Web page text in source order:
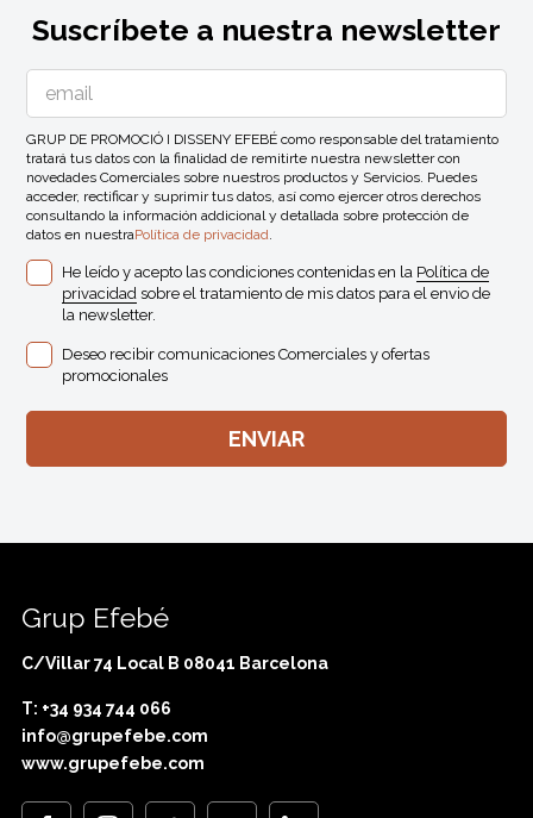
Suscríbete a nuestra newsletter
GRUP DE PROMOCIÓ I DISSENY EFEBÉ como responsable del tratamiento
tratará tus datos con la finalidad de remitirte nuestra newsletter con
novedades Comerciales sobre nuestros productos y Servicios. Puedes
acceder, rectificar y suprimir tus datos, así como ejercer otros derechos
consultando la información addicional y detallada sobre protección de
datos en nuestraPolítica de privacidad.
He leído y acepto las condiciones contenidas en la Política de
privacidad sobre el tratamiento de mis datos para el envio de
la newsletter.
Deseo recibir comunicaciones Comerciales y ofertas
promocionales
Grup Efebé
C/Villar 74 Local B 08041 Barcelona
T: +34 934 744 066
info@grupefebe.com
www.grupefebe.com